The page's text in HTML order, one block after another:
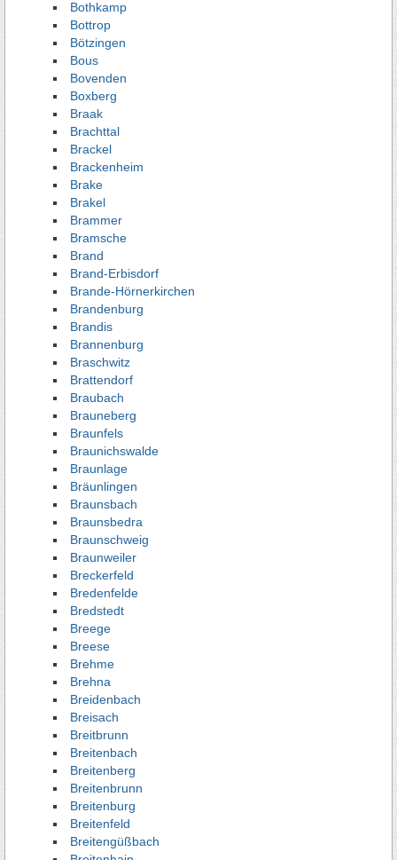
Bothkamp
Bottrop
Bötzingen
Bous
Bovenden
Boxberg
Braak
Brachttal
Brackel
Brackenheim
Brake
Brakel
Brammer
Bramsche
Brand
Brand-Erbisdorf
Brande-Hörnerkirchen
Brandenburg
Brandis
Brannenburg
Braschwitz
Brattendorf
Braubach
Brauneberg
Braunfels
Braunichswalde
Braunlage
Bräunlingen
Braunsbach
Braunsbedra
Braunschweig
Braunweiler
Breckerfeld
Bredenfelde
Bredstedt
Breege
Breese
Brehme
Brehna
Breidenbach
Breisach
Breitbrunn
Breitenbach
Breitenberg
Breitenbrunn
Breitenburg
Breitenfeld
Breitengüßbach